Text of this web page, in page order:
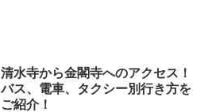
清水寺から金閣寺へのアクセス！
バス、電車、タクシー別行き方を
ご紹介！